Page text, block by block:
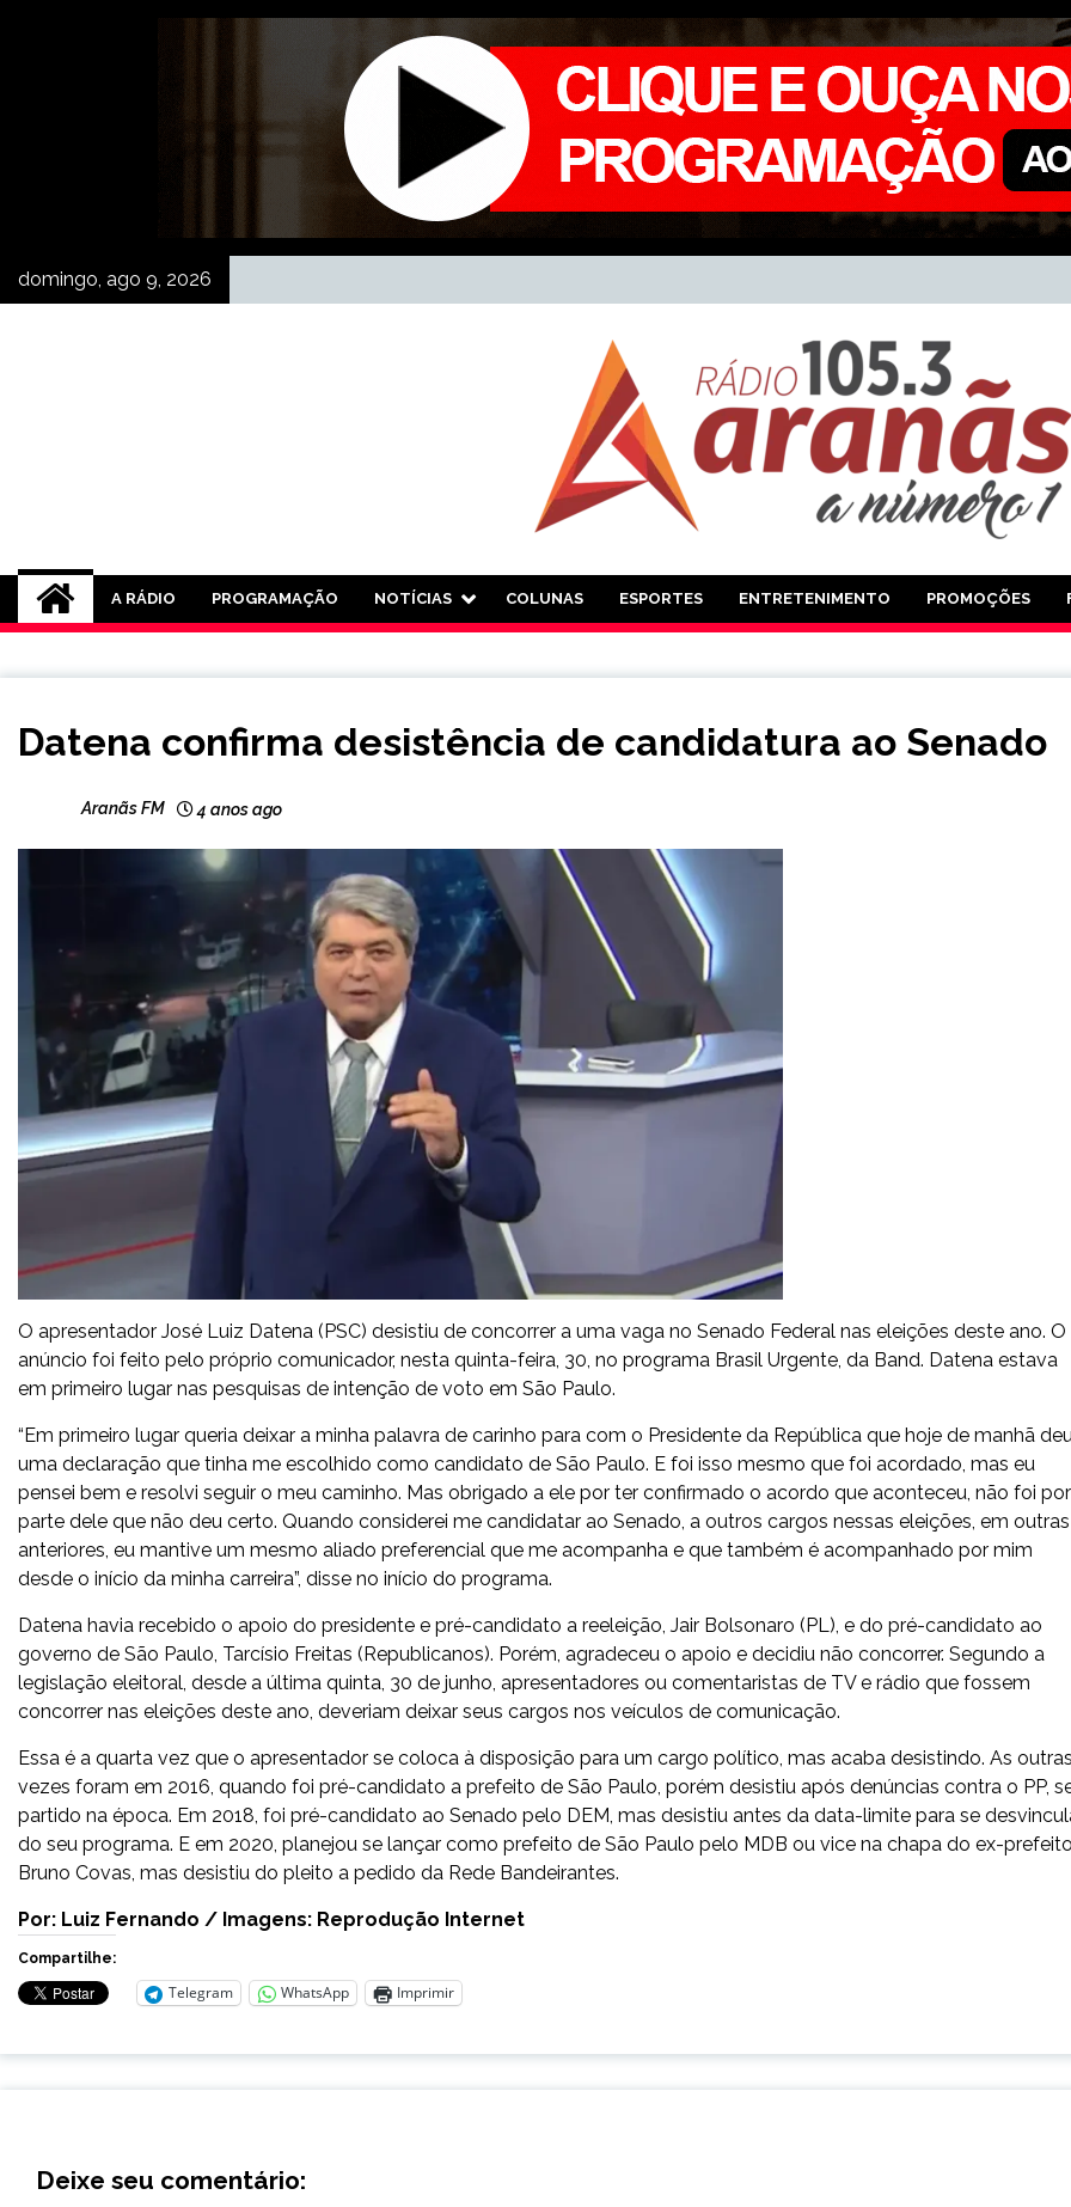
domingo, ago 9, 2026
Rádio Aranãs 105.3
A RÁDIO PROGRAMAÇÃO NOTÍCIAS COLUNAS ESPORTES ENTRETENIMENTO PROMOÇÕES
ENTRETENIMENTO
Datena confirma desistência de candidatura ao Senado
Aranãs FM 4 anos ago
O apresentador José Luiz Datena (PSC) desistiu de concorrer a uma vaga no Senado Federal nas eleições deste ano. O
anúncio foi feito pelo próprio comunicador, nesta quinta-feira, 30, no programa Brasil Urgente, da Band. Datena estava
em primeiro lugar nas pesquisas de intenção de voto em São Paulo.
“Em primeiro lugar queria deixar a minha palavra de carinho para com o Presidente da República que hoje de manhã deu
uma declaração que tinha me escolhido como candidato de São Paulo. E foi isso mesmo que foi acordado, mas eu
pensei bem e resolvi seguir o meu caminho. Mas obrigado a ele por ter confirmado o acordo que aconteceu, não foi por
parte dele que não deu certo. Quando considerei me candidatar ao Senado, a outros cargos nessas eleições, em outras
anteriores, eu mantive um mesmo aliado preferencial que me acompanha e que também é acompanhado por mim
desde o início da minha carreira”, disse no início do programa.
Datena havia recebido o apoio do presidente e pré-candidato a reeleição, Jair Bolsonaro (PL), e do pré-candidato ao
governo de São Paulo, Tarcísio Freitas (Republicanos). Porém, agradeceu o apoio e decidiu não concorrer. Segundo a
legislação eleitoral, desde a última quinta, 30 de junho, apresentadores ou comentaristas de TV e rádio que fossem
concorrer nas eleições deste ano, deveriam deixar seus cargos nos veículos de comunicação.
Essa é a quarta vez que o apresentador se coloca à disposição para um cargo político, mas acaba desistindo. As outras
vezes foram em 2016, quando foi pré-candidato a prefeito de São Paulo, porém desistiu após denúncias contra o PP,
partido na época. Em 2018, foi pré-candidato ao Senado pelo DEM, mas desistiu antes da data-limite para se
do seu programa. E em 2020, planejou se lançar como prefeito de São Paulo pelo MDB ou vice na chapa do ex-prefeito
Bruno Covas, mas desistiu do pleito a pedido da Rede Bandeirantes.
Por: Luiz Fernando / Imagens: Reprodução Internet
Compartilhe:
Telegram WhatsApp Imprimir
Deixe seu comentário: